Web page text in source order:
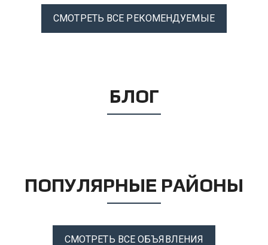
СМОТРЕТЬ ВСЕ РЕКОМЕНДУЕМЫЕ
БЛОГ
ПОПУЛЯРНЫЕ РАЙОНЫ
СМОТРЕТЬ ВСЕ ОБЪЯВЛЕНИЯ